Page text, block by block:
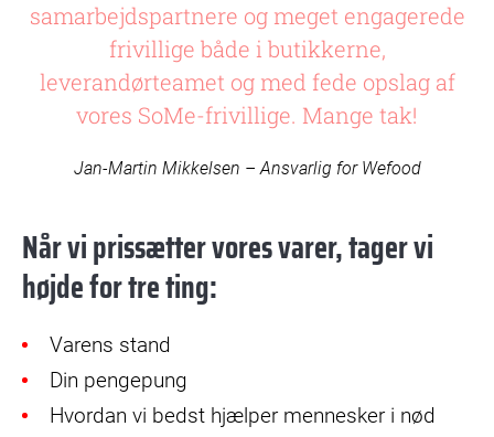
samarbejdspartnere og meget engagerede
frivillige både i butikkerne,
leverandørteamet og med fede opslag af
vores SoMe-frivillige. Mange tak!
Jan-Martin Mikkelsen – Ansvarlig for Wefood
Når vi prissætter vores varer, tager vi
højde for tre ting:
Varens stand
Din pengepung
Hvordan vi bedst hjælper mennesker i nød